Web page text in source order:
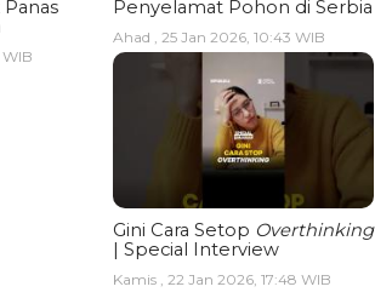
WIB
Penyelamat Pohon di Serbia
Ahad , 25 Jan 2026, 10:43 WIB
Gini Cara Setop Overthinking
| Special Interview
Kamis , 22 Jan 2026, 17:48 WIB